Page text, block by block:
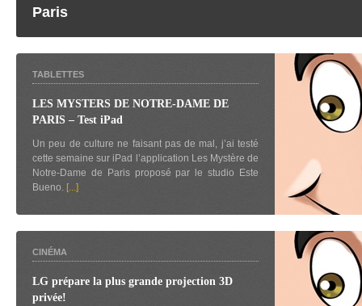
Paris
TABLETTES
LES MYSTERS DE NOTRE-DAME DE
PARIS – Test iPad
Un peu de culture ne faisant pas de mal, j’ai testé
cette semaine sur iPad l’application Les Mystère de
Notre-Dame de Paris proposé par le studio Este
Bueno. [...]
CINÉMA
LG prépare la plus grande projection 3D
privée!